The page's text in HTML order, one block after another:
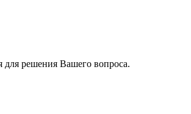
решения Вашего вопроса.